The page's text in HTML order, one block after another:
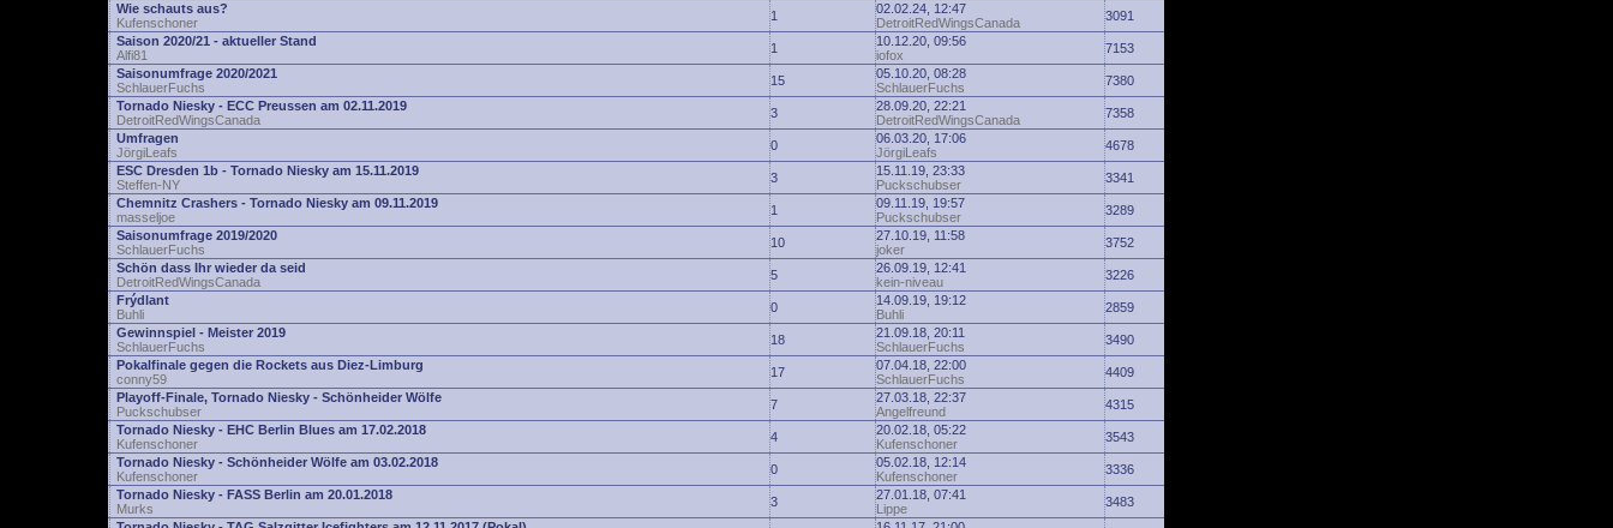
Wie schauts aus?
Kufenschoner
1
02.02.24, 12:47
DetroitRedWingsCanada
3091
Saison 2020/21 - aktueller Stand
Alfi81
1
10.12.20, 09:56
iofox
7153
Saisonumfrage 2020/2021
SchlauerFuchs
15
05.10.20, 08:28
SchlauerFuchs
7380
Tornado Niesky - ECC Preussen am 02.11.2019
DetroitRedWingsCanada
3
28.09.20, 22:21
DetroitRedWingsCanada
7358
Umfragen
JörgiLeafs
0
06.03.20, 17:06
JörgiLeafs
4678
ESC Dresden 1b - Tornado Niesky am 15.11.2019
Steffen-NY
3
15.11.19, 23:33
Puckschubser
3341
Chemnitz Crashers - Tornado Niesky am 09.11.2019
masseljoe
1
09.11.19, 19:57
Puckschubser
3289
Saisonumfrage 2019/2020
SchlauerFuchs
10
27.10.19, 11:58
joker
3752
Schön dass Ihr wieder da seid
DetroitRedWingsCanada
5
26.09.19, 12:41
kein-niveau
3226
Frýdlant
Buhli
0
14.09.19, 19:12
Buhli
2859
Gewinnspiel - Meister 2019
SchlauerFuchs
18
21.09.18, 20:11
SchlauerFuchs
3490
Pokalfinale gegen die Rockets aus Diez-Limburg
conny59
17
07.04.18, 22:00
SchlauerFuchs
4409
Playoff-Finale, Tornado Niesky - Schönheider Wölfe
Puckschubser
7
27.03.18, 22:37
Angelfreund
4315
Tornado Niesky - EHC Berlin Blues am 17.02.2018
Kufenschoner
4
20.02.18, 05:22
Kufenschoner
3543
Tornado Niesky - Schönheider Wölfe am 03.02.2018
Kufenschoner
0
05.02.18, 12:14
Kufenschoner
3336
Tornado Niesky - FASS Berlin am 20.01.2018
Murks
3
27.01.18, 07:41
Lippe
3483